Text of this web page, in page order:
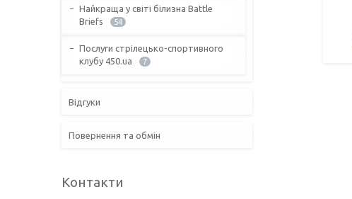
Найкраща у світі білизна Battle
Briefs
54
Послуги стрілецько-спортивного
клубу 450.ua
7
Відгуки
Повернення та обмін
Контакти